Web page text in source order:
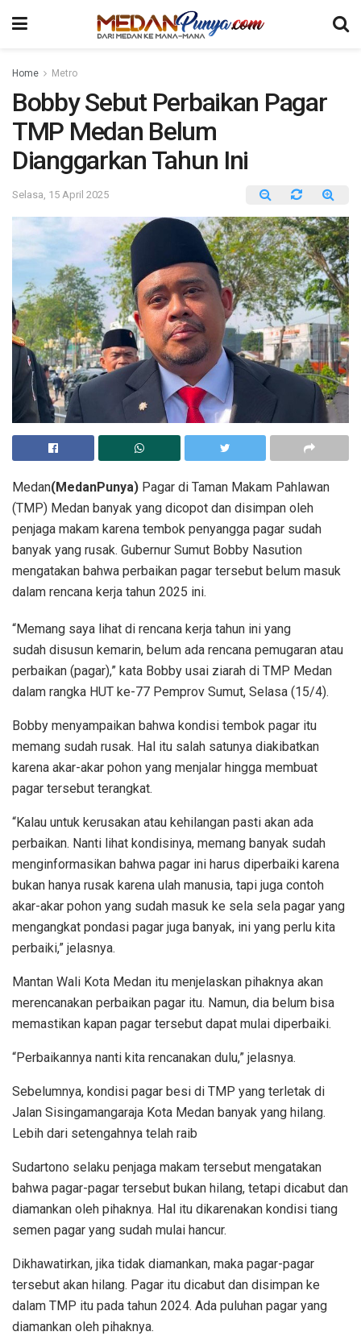
Home Metro
Bobby Sebut Perbaikan Pagar
TMP Medan Belum
Dianggarkan Tahun Ini
Selasa, 15 April 2025
Medan(MedanPunya) Pagar di Taman Makam Pahlawan
(TMP) Medan banyak yang dicopot dan disimpan oleh
penjaga makam karena tembok penyangga pagar sudah
banyak yang rusak. Gubernur Sumut Bobby Nasution
mengatakan bahwa perbaikan pagar tersebut belum masuk
dalam rencana kerja tahun 2025 ini.
“Memang saya lihat di rencana kerja tahun ini yang
sudah disusun kemarin, belum ada rencana pemugaran atau
perbaikan (pagar),” kata Bobby usai ziarah di TMP Medan
dalam rangka HUT ke-77 Pemprov Sumut, Selasa (15/4).
Bobby menyampaikan bahwa kondisi tembok pagar itu
memang sudah rusak. Hal itu salah satunya diakibatkan
karena akar-akar pohon yang menjalar hingga membuat
pagar tersebut terangkat.
“Kalau untuk kerusakan atau kehilangan pasti akan ada
perbaikan. Nanti lihat kondisinya, memang banyak sudah
menginformasikan bahwa pagar ini harus diperbaiki karena
bukan hanya rusak karena ulah manusia, tapi juga contoh
akar-akar pohon yang sudah masuk ke sela sela pagar yang
mengangkat pondasi pagar juga banyak, ini yang perlu kita
perbaiki,” jelasnya.
Mantan Wali Kota Medan itu menjelaskan pihaknya akan
merencanakan perbaikan pagar itu. Namun, dia belum bisa
memastikan kapan pagar tersebut dapat mulai diperbaiki.
“Perbaikannya nanti kita rencanakan dulu,” jelasnya.
Sebelumnya, kondisi pagar besi di TMP yang terletak di
Jalan Sisingamangaraja Kota Medan banyak yang hilang.
Lebih dari setengahnya telah raib
Sudartono selaku penjaga makam tersebut mengatakan
bahwa pagar-pagar tersebut bukan hilang, tetapi dicabut dan
diamankan oleh pihaknya. Hal itu dikarenakan kondisi tiang
semen pagar yang sudah mulai hancur.
Dikhawatirkan, jika tidak diamankan, maka pagar-pagar
tersebut akan hilang. Pagar itu dicabut dan disimpan ke
dalam TMP itu pada tahun 2024. Ada puluhan pagar yang
diamankan oleh pihaknya.